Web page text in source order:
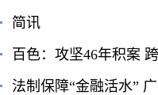
简讯
百色：攻坚46年积案
法制保障“金融活水”